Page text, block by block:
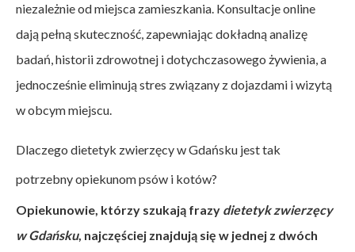
niezależnie od miejsca zamieszkania. Konsultacje online
dają pełną skuteczność, zapewniając dokładną analizę
badań, historii zdrowotnej i dotychczasowego żywienia, a
jednocześnie eliminują stres związany z dojazdami i wizytą
w obcym miejscu.
Dlaczego dietetyk zwierzęcy w Gdańsku jest tak
potrzebny opiekunom psów i kotów?
Opiekunowie, którzy szukają frazy dietetyk zwierzęcy
w Gdańsku, najczęściej znajdują się w jednej z dwóch